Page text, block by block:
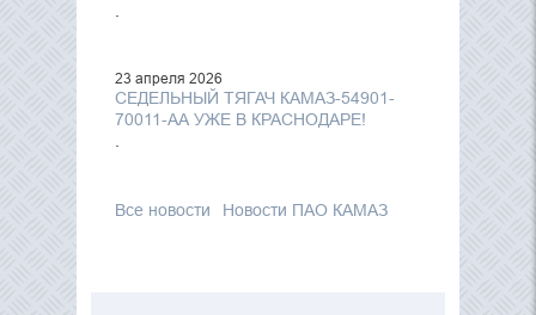
23 апреля 2026
СЕДЕЛЬНЫЙ ТЯГАЧ КАМАЗ-54901-
70011-АА УЖЕ В КРАСНОДАРЕ!
Все новости Новости ПАО КАМАЗ